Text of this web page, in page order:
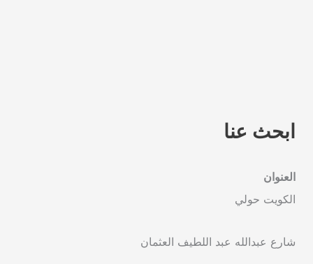
ابحث عنا
العنوان
الكويت حولي
شارع عبدالله عبد اللطيف العثمان